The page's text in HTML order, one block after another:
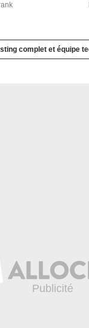
complet et équipe